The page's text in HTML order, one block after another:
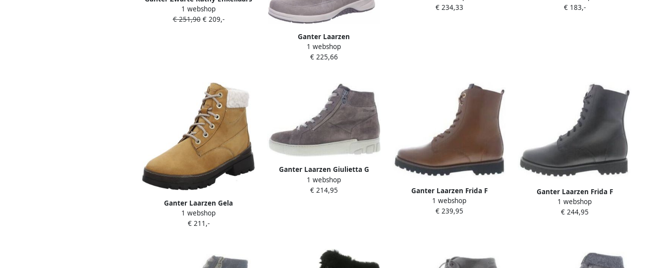
1 webshop
€ 251,90€ 209,-
Ganter Laarzen
1 webshop
€ 225,66
€ 234,33
€ 183,-
Ganter Laarzen Gela
1 webshop
€ 211,-
Ganter Laarzen Giulietta G
1 webshop
€ 214,95
Ganter Laarzen Frida F
1 webshop
€ 239,95
Ganter Laarzen Frida F
1 webshop
€ 244,95